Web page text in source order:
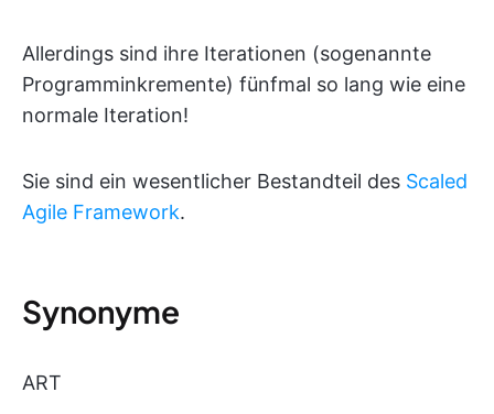
Allerdings sind ihre Iterationen (sogenannte
Programminkremente) fünfmal so lang wie eine
normale Iteration!
Sie sind ein wesentlicher Bestandteil des Scaled
Agile Framework.
Synonyme
ART